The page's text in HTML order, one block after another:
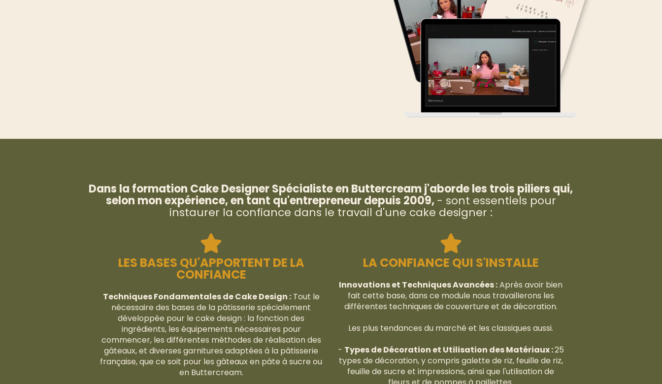
Dans la formation Cake Designer Spécialiste en Buttercream j'aborde les trois piliers qui,
selon mon expérience, en tant qu'entrepreneur depuis 2009,- sont essentiels pour
instaurer la confiance dans le travail d'une cake designer :
LES BASES QU'APPORTENT DE LA
CONFIANCE
Techniques Fondamentales de Cake Design :Tout le
nécessaire des bases de la pâtisserie spécialement
développée pour le cake design : la fonction des
ingrédients, les équipements nécessaires pour
commencer, les différentes méthodes de réalisation des
gâteaux, et diverses garnitures adaptées à la pâtisserie
française, que ce soit pour les gâteaux en pâte à sucre ou
en Buttercream.
LA CONFIANCE QUI S'INSTALLE
Innovations et Techniques Avancées :Après avoir bien
fait cette base, dans ce module nous travaillerons les
différentes techniques de couverture et de décoration.
Les plus tendances du marché et les classiques aussi.
- Types de Décoration et Utilisation des Matériaux :25
types de décoration, y compris galette de riz, feuille de riz,
feuille de sucre et impressions, ainsi que l'utilisation de